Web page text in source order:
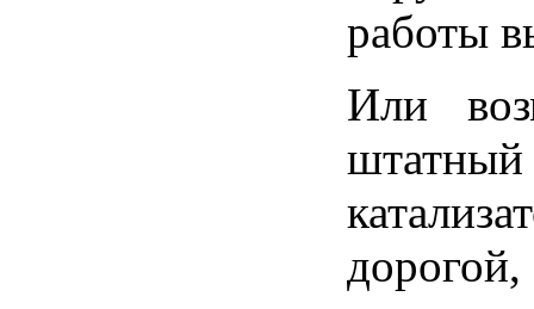
работы
Или